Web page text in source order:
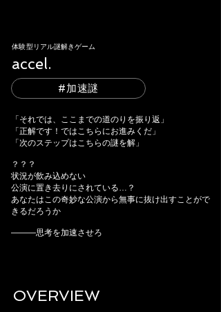
体験型リアル謎解きゲーム
accel.​
「それでは、ここまでの道のりを振り返」
「正解です！ではこちらにお進みくだ」
「次のステップはこちらの謎を解」
？？？
状況が飲み込めない
公演に置き去りにされている…？
あなたはこの奇妙な公演から無事に抜け出すことがで
きるだろうか
―――思考を加速させろ
#加速謎
OVERVIEW​